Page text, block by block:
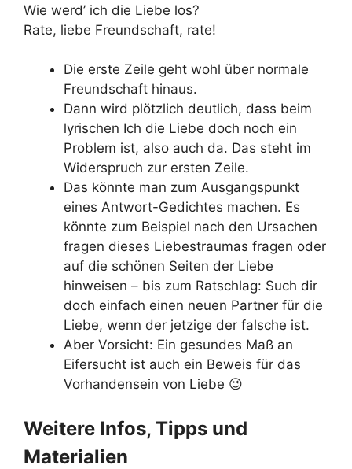
Wie werd’ ich die Liebe los?
Rate, liebe Freundschaft, rate!
Die erste Zeile geht wohl über normale
Freundschaft hinaus.
Dann wird plötzlich deutlich, dass beim
lyrischen Ich die Liebe doch noch ein
Problem ist, also auch da. Das steht im
Widerspruch zur ersten Zeile.
Das könnte man zum Ausgangspunkt
eines Antwort-Gedichtes machen. Es
könnte zum Beispiel nach den Ursachen
fragen dieses Liebestraumas fragen oder
auf die schönen Seiten der Liebe
hinweisen – bis zum Ratschlag: Such dir
doch einfach einen neuen Partner für die
Liebe, wenn der jetzige der falsche ist.
Aber Vorsicht: Ein gesundes Maß an
Eifersucht ist auch ein Beweis für das
Vorhandensein von Liebe 😉
Weitere Infos, Tipps und
Materialien